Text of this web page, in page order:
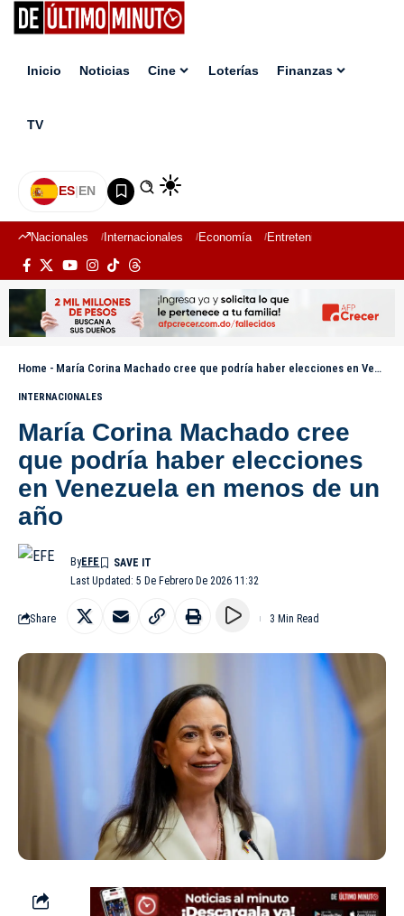
Inicio Noticias Cine Loterías Finanzas
TV
ES|EN
Nacionales Internacionales Economía Entretenimiento
Home - María Corina Machado cree que podría haber elecciones en Venezuela en menos de un año
INTERNACIONALES
María Corina Machado cree
que podría haber elecciones
en Venezuela en menos de un
año
Last Updated: 5 De Febrero De 2026 11:32
ByEFE
Share 3 Min Read